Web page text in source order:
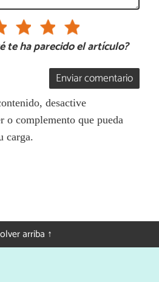
te ha parecido el artículo?
Enviar comentario
desactive
o complemento que pueda
carga.
arriba ↑